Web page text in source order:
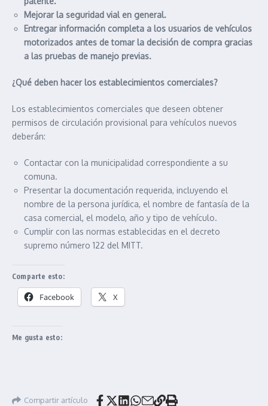
Mejorar la seguridad vial en general.
Entregar información completa a los usuarios de vehículos
motorizados antes de tomar la decisión de compra gracias
a las pruebas de manejo previas.
¿Qué deben hacer los establecimientos comerciales?
Los establecimientos comerciales que deseen obtener
permisos de circulación provisional para vehículos nuevos
deberán:
Contactar con la municipalidad correspondiente a su
comuna.
Presentar la documentación requerida, incluyendo el
nombre de la persona jurídica, el nombre de fantasía de la
casa comercial, el modelo, año y tipo de vehículo.
Cumplir con las normas establecidas en el decreto
supremo número 122 del MITT.
Comparte esto:
Facebook X
Me gusta esto:
Compartir artículo